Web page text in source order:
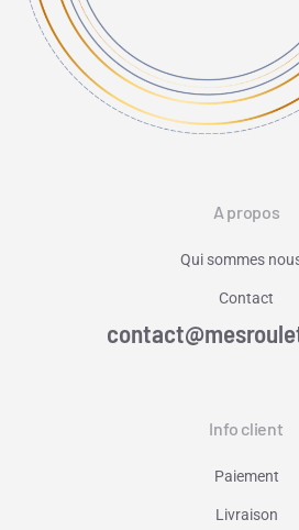
A propos
Qui sommes
Contact
Info client
Paiement
Livraison